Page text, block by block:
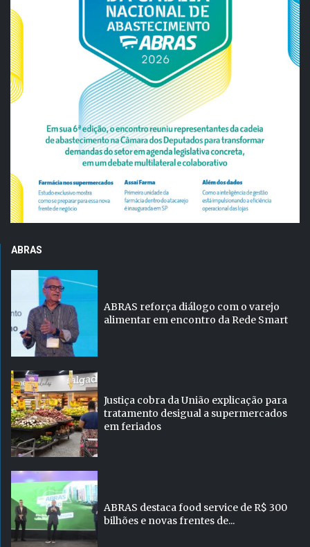
ABRAS
ABRAS reforça diálogo com o varejo
alimentar em encontro da Rede Smart
Justiça cobra da União explicação para
tratamento desigual a supermercados
em feriados
ABRAS destaca food service de R$ 300
bilhões e novas frentes de...